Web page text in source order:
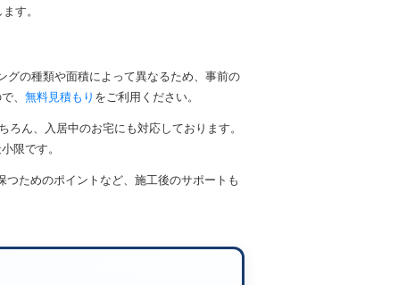
す。
グの種類や面積によって異なるため、事前の
、 無料見積もり をご利用ください。
ん、入居中のお宅にも対応しております。
限です。
ためのポイントなど、施工後のサポートも